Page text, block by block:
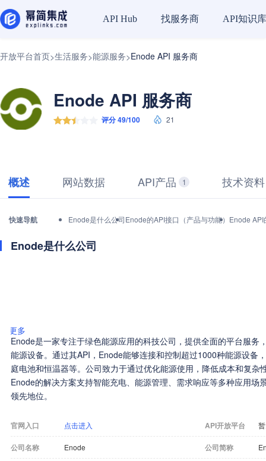
API Hub 找服务商 API知识库
开放平台首页>生活服务>能源服务>Enode API 服务商
Enode API 服务商
评分 49/100 21
概述 网站数据 API产品 1 技术资料
快速导航 Enode是什么公司Enode的API接口（产品与功能） Enode
Enode是什么公司
更多
Enode是一家专注于绿色能源应用的科技公司，提供全面的平台服务
能源设备。通过其API，Enode能够连接和控制超过1000种能源设备
庭电池和恒温器等。公司致力于通过优化能源使用，降低成本和复杂
Enode的解决方案支持智能充电、能源管理、需求响应等多种应用场
领先地位。
官网入口 点击进入 API开放平台
公司名称 Enode 公司简称